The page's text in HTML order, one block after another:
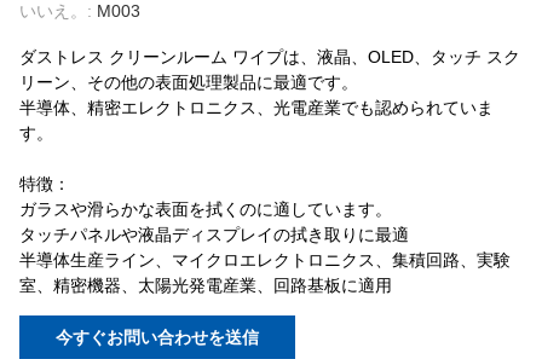
いいえ。: M003
ダストレス クリーンルーム ワイプは、液晶、OLED、タッチ スク
リーン、その他の表面処理製品に最適です。
半導体、精密エレクトロニクス、光電産業でも認められていま
す。
特徴：
ガラスや滑らかな表面を拭くのに適しています。
タッチパネルや液晶ディスプレイの拭き取りに最適
半導体生産ライン、マイクロエレクトロニクス、集積回路、実験
室、精密機器、太陽光発電産業、回路基板に適用
今すぐお問い合わせを送信